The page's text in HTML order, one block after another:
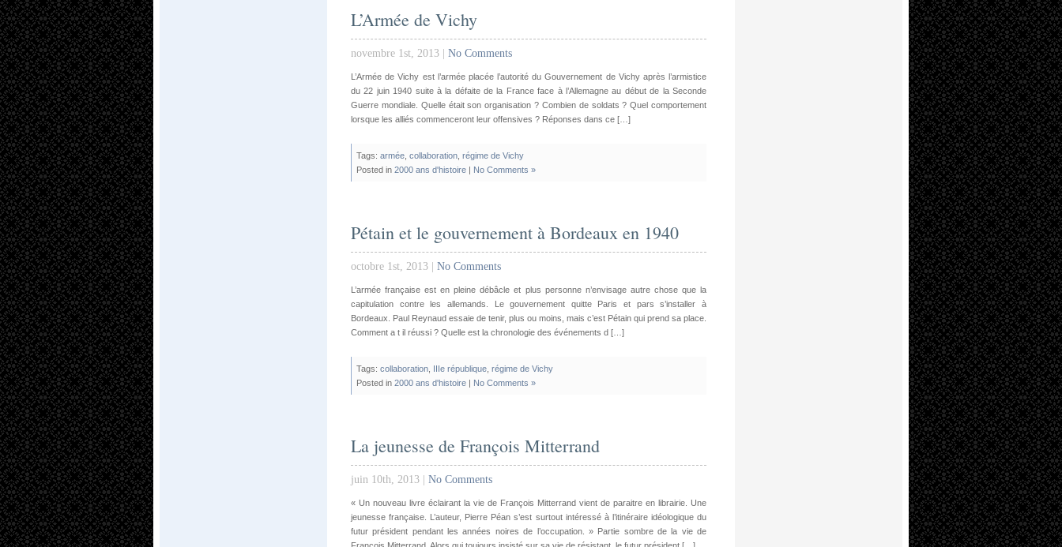
L’Armée de Vichy
novembre 1st, 2013 | No Comments
L’Armée de Vichy est l’armée placée l’autorité du Gouvernement de Vichy après l’armistice
du 22 juin 1940 suite à la défaite de la France face à l’Allemagne au début de la Seconde
Guerre mondiale. Quelle était son organisation ? Combien de soldats ? Quel comportement
lorsque les alliés commenceront leur offensives ? Réponses dans ce […]
Tags: armée collaboration régime de Vichy
Posted in 2000 ans d'histoire | No Comments »
Pétain et le gouvernement à Bordeaux en 1940
octobre 1st, 2013 | No Comments
L’armée française est en pleine débâcle et plus personne n’envisage autre chose que la
capitulation contre les allemands. Le gouvernement quitte Paris et pars s’installer à
Bordeaux. Paul Reynaud essaie de tenir, plus ou moins, mais c’est Pétain qui prend sa place.
Comment a t il réussi ? Quelle est la chronologie des événements d […]
Tags: collaboration IIIe république régime de Vichy
Posted in 2000 ans d'histoire | No Comments »
La jeunesse de François Mitterrand
juin 10th, 2013 | No Comments
« Un nouveau livre éclairant la vie de François Mitterrand vient de paraitre en librairie. Une
jeunesse française. L’auteur, Pierre Péan s’est surtout intéressé à l’itinéraire idéologique du
futur président pendant les années noires de l’occupation. » Partie sombre de la vie de